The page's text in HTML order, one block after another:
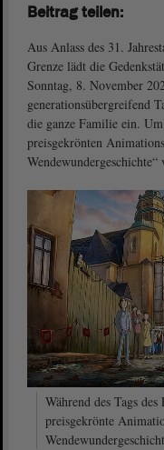
Aus Anlass des 31.
Grenze lädt die
Sonntag, 8. November
generationsübergreifend
die ganze Familie ein.
preisgekrönten
Während des Tags
preisgekrönte
Beitrag teilen: